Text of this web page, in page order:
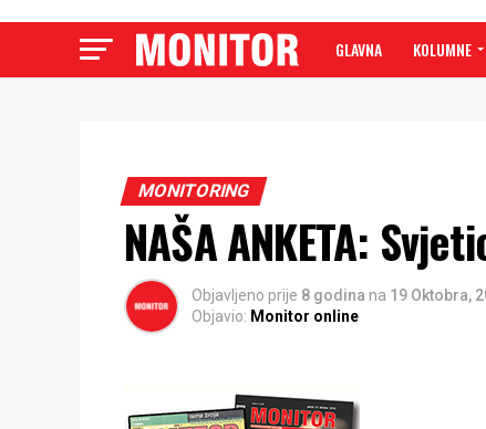
GLAVNA KOLUMNE
MONITORING
NAŠA ANKETA:
Objavljeno prije 8 godina na 19 Oktobra,
Objavio: Monitor online